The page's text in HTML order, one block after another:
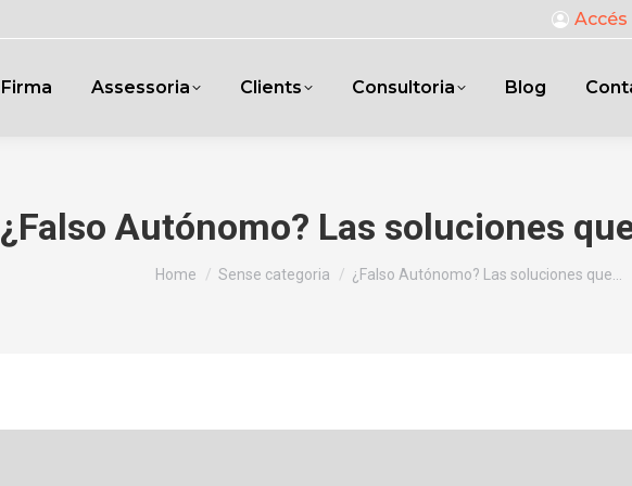
Firma Assessoria Clients Consultoria Blog
¿Falso Autónomo? Las soluciones
You are here:
Home Sense categoria ¿Falso Autónomo? Las soluciones que…